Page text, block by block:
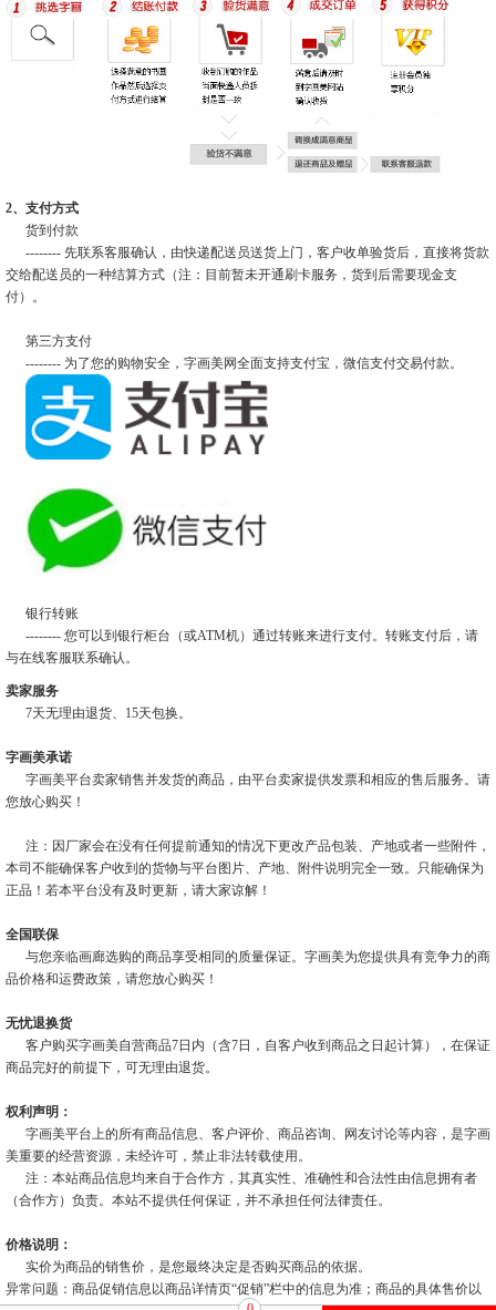
2、支付方式
货到付款
-------- 先联系客服确认，由快递配送员送货上门，客户收单验货后，直接将货款
交给配送员的一种结算方式（注：目前暂未开通刷卡服务，货到后需要现金支
付）。
第三方支付
-------- 为了您的购物安全，字画美网全面支持支付宝，微信支付交易付款。
银行转账
-------- 您可以到银行柜台（或ATM机）通过转账来进行支付。转账支付后，请
与在线客服联系确认。
卖家服务
7天无理由退货、15天包换。
字画美承诺
字画美平台卖家销售并发货的商品，由平台卖家提供发票和相应的售后服务。请
您放心购买！
注：因厂家会在没有任何提前通知的情况下更改产品包装、产地或者一些附件，
本司不能确保客户收到的货物与平台图片、产地、附件说明完全一致。只能确保为
正品！若本平台没有及时更新，请大家谅解！
全国联保
与您亲临画廊选购的商品享受相同的质量保证。字画美为您提供具有竞争力的商
品价格和运费政策，请您放心购买！
无忧退换货
客户购买字画美自营商品7日内（含7日，自客户收到商品之日起计算），在保证
商品完好的前提下，可无理由退货。
权利声明：
字画美平台上的所有商品信息、客户评价、商品咨询、网友讨论等内容，是字画
美重要的经营资源，未经许可，禁止非法转载使用。
注：本站商品信息均来自于合作方，其真实性、准确性和合法性由信息拥有者
（合作方）负责。本站不提供任何保证，并不承担任何法律责任。
价格说明：
实价为商品的销售价，是您最终决定是否购买商品的依据。
异常问题：商品促销信息以商品详情页“促销”栏中的信息为准；商品的具体售价以